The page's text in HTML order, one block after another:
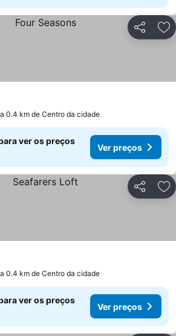
Partilhar
a 0.4 km de Centro da cidade
ver os preços
Ver preços
Partilhar
a 0.4 km de Centro da cidade
ver os preços
Ver preços